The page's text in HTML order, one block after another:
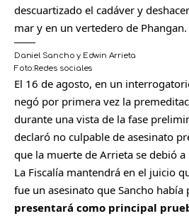
descuartizado el cadáver y
mar y en un vertedero de Phangan.
Daniel Sancho y Edwin Arrieta
Foto:Redes sociales
C
o
m
p
a
r
t
i
El 16 de agosto, en un
negó por primera vez la
durante una vista de la fase
declaró no culpable de asesinato
que la muerte de Arrieta se debió a
La Fiscalía mantendrá en el juicio
fue un asesinato que Sancho había
presentará como principal